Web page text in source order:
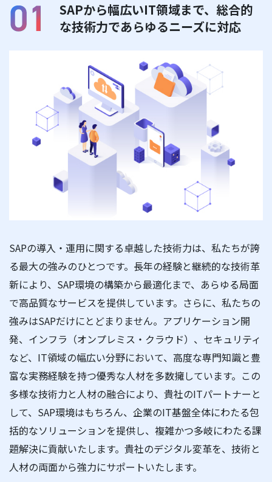
SAPから幅広いIT領域まで、 総合的
な技術力であらゆるニーズに対応
SAPの導入・運用に関する卓越した技術力は、私たちが誇
る最大の強みのひとつです。長年の経験と継続的な技術革
新により、SAP環境の構築から最適化まで、あらゆる局面
で高品質なサービスを提供しています。さらに、私たちの
強みはSAPだけにとどまりません。アプリケーション開
発、インフラ（オンプレミス・クラウド）、セキュリティ
など、IT領域の幅広い分野において、高度な専門知識と豊
富な実務経験を持つ優秀な人材を多数擁しています。この
多様な技術力と人材の融合により、貴社のITパートナーと
して、SAP環境はもちろん、企業のIT基盤全体にわたる包
括的なソリューションを提供し、複雑かつ多岐にわたる課
題解決に貢献いたします。貴社のデジタル変革を、技術と
人材の両面から強力にサポートいたします。